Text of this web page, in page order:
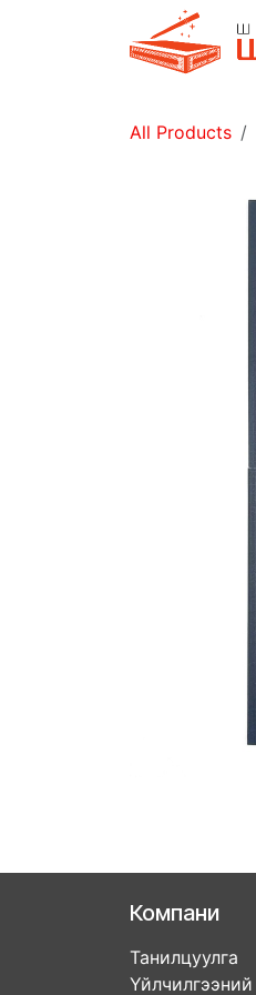
All Products
Компани
Танилцуулга
Үйлчилгээний